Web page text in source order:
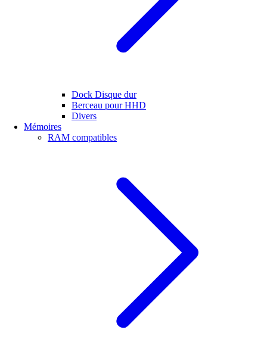
Dock Disque dur
Berceau pour HHD
Divers
Mémoires
RAM compatibles